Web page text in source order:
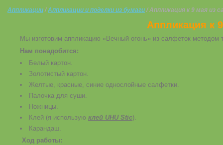
Аппликации /Аппликации и поделки из бумаги / Аппликация к 9 мая из
Аппликация к
Мы изготовим аппликацию «Вечный огонь» из салфеток методом
Нам понадобится:
Белый картон.
Золотистый картон.
Желтые, красные, синие однослойные салфетки.
Палочка для суши.
Ножницы.
Клей (я использую клей UHU Stic).
Карандаш.
Ход работы: